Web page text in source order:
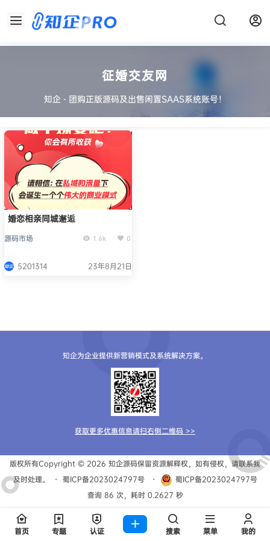
征婚交友网
知企 - 团购正版源码及出售闲置SAAS系统账号！
婚恋相亲同城邂逅
源码市场 1.6k 0
5201314 23年8月21日
知企为企业提供新营销模式及系统解决方案。
获取更多优惠信息请扫右侧二维码 >>
版权所有Copyright © 2026 知企源码保留资源解释权，如有侵权，请联系我
及时处理。
・ 蜀ICP备2023024797号 ・
蜀ICP备2023024797号
查询 86 次，耗时 0.2627 秒
首页 专题 认证 搜索 菜单 我的